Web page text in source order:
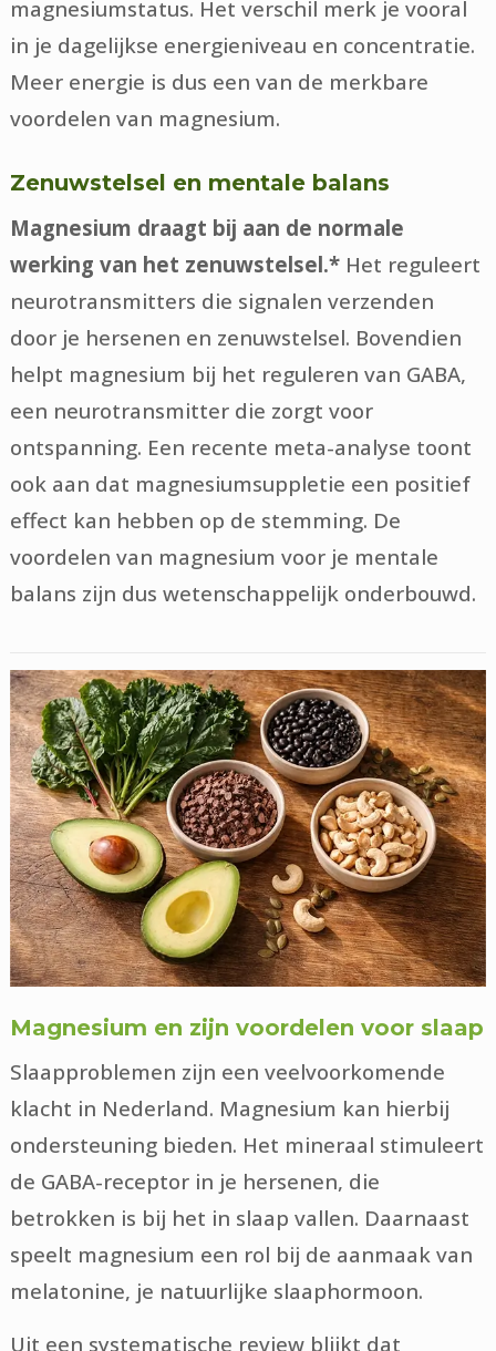
magnesiumstatus. Het verschil merk je vooral
in je dagelijkse energieniveau en concentratie.
Meer energie is dus een van de merkbare
voordelen van magnesium.
Zenuwstelsel en mentale balans
Magnesium draagt bij aan de normale
werking van het zenuwstelsel.* Het reguleert
neurotransmitters die signalen verzenden
door je hersenen en zenuwstelsel. Bovendien
helpt magnesium bij het reguleren van GABA,
een neurotransmitter die zorgt voor
ontspanning. Een recente meta-analyse toont
ook aan dat magnesiumsuppletie een positief
effect kan hebben op de stemming. De
voordelen van magnesium voor je mentale
balans zijn dus wetenschappelijk onderbouwd.
Magnesium en zijn voordelen voor slaap
Slaapproblemen zijn een veelvoorkomende
klacht in Nederland. Magnesium kan hierbij
ondersteuning bieden. Het mineraal stimuleert
de GABA-receptor in je hersenen, die
betrokken is bij het in slaap vallen. Daarnaast
speelt magnesium een rol bij de aanmaak van
melatonine, je natuurlijke slaaphormoon.
Uit een systematische review blijkt dat